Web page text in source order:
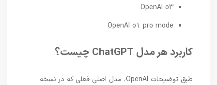
OpenAI o3
OpenAI o1 pro mode
کاربرد هر مدل ChatGPT چیست؟
طبق توضیحات OpenAI، مدل اصلی فعلی که در نسخه